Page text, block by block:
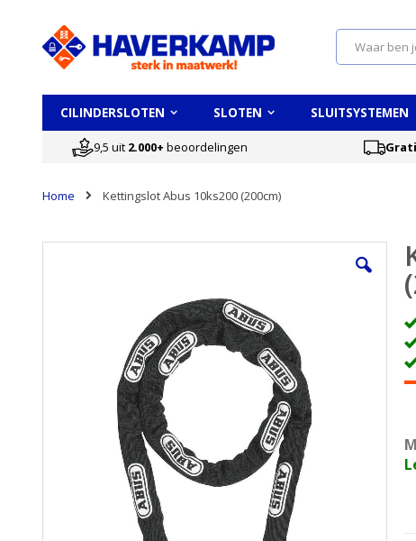
Search
CILINDERSLOTEN SLOTEN SLUITSYSTEMEN
9,5 uit 2.000+ beoordelingen
Home Kettingslot Abus 10ks200 (200cm)
afbeeldingen-